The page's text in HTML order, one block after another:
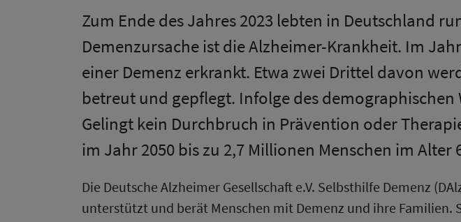
Zum Ende des Jahres 2023 lebten in Deutschland
Demenzursache ist die Alzheimer-Krankheit. Im
einer Demenz erkrankt. Etwa zwei Drittel davon
betreut und gepflegt. Infolge des
Gelingt kein Durchbruch in Prävention oder
im Jahr 2050 bis zu 2,7 Millionen Menschen im Alter
Die Deutsche Alzheimer Gesellschaft e.V. Selbsthilfe Demenz
unterstützt und berät Menschen mit Demenz und ihre